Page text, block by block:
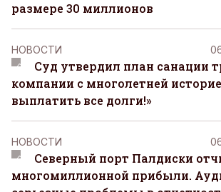
размере 30 миллионов
НОВОСТИ
Суд утвердил план санации
компании с многолетней
выплатить все долги!»
НОВОСТИ
Северный порт Палдиски
многомиллионной прибыли.